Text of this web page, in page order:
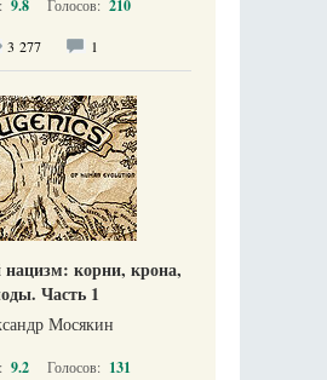
9.8 Голосов: 210
3 277 1
нацизм: корни, крона,
Часть 1
Мосякин
9.2 Голосов: 131